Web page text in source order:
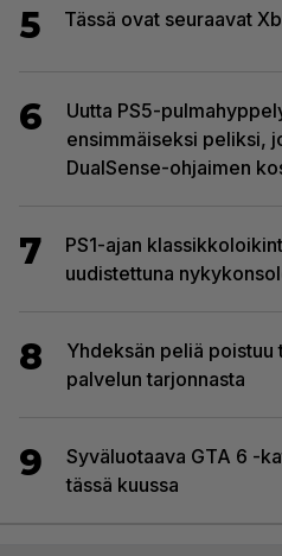
5 Tässä ovat seuraavat
6
Uutta PS5-
ensimmäiseksi peliksi,
DualSense-ohjaimen
7
PS1-ajan
uudistettuna
8
Yhdeksän peliä poistuu
palvelun tarjonnasta
9
Syväluotaava GTA 6 -
tässä kuussa